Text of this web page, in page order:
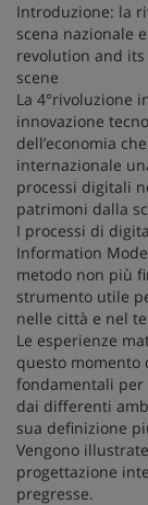
Introduzione: la
scena nazionale
revolution and
scene
La 4°rivoluzione
innovazione
dell’economia
internazionale
processi digitali
patrimoni dalla
I processi di
Information
metodo non più
strumento utile
nelle città e nel
Le esperienze
questo momento
fondamentali per
dai differenti
sua definizione
Vengono
progettazione
pregresse.